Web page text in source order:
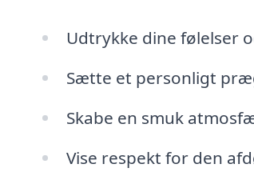
Udtrykke dine følelser
Sætte et personligt
Skabe en smuk
Vise respekt for den